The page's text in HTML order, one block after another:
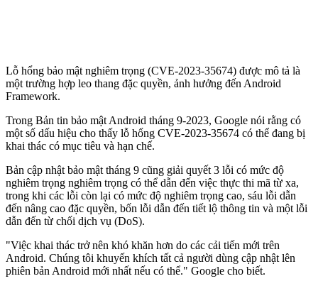
Lỗ hổng bảo mật nghiêm trọng (CVE-2023-35674) được mô tả là
một trường hợp leo thang đặc quyền, ảnh hưởng đến Android
Framework.
Trong Bản tin bảo mật Android tháng 9-2023, Google nói rằng có
một số dấu hiệu cho thấy lỗ hổng CVE-2023-35674 có thể đang bị
khai thác có mục tiêu và hạn chế.
Bản cập nhật bảo mật tháng 9 cũng giải quyết 3 lỗi có mức độ
nghiêm trọng nghiêm trọng có thể dẫn đến việc thực thi mã từ xa,
trong khi các lỗi còn lại có mức độ nghiêm trọng cao, sáu lỗi dẫn
đến nâng cao đặc quyền, bốn lỗi dẫn đến tiết lộ thông tin và một lỗi
dẫn đến từ chối dịch vụ (DoS).
"Việc khai thác trở nên khó khăn hơn do các cải tiến mới trên
Android. Chúng tôi khuyến khích tất cả người dùng cập nhật lên
phiên bản Android mới nhất nếu có thể." Google cho biết.